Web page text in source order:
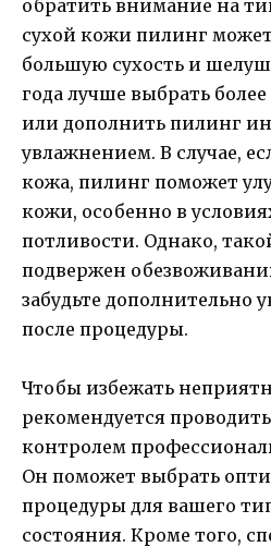
обратить внимание на
сухой кожи пилинг
большую сухость и
года лучше выбрать
или дополнить пилинг
увлажнением. В случае,
кожа, пилинг поможет
кожи, особенно в
потливости. Однако,
подвержен
забудьте дополнительно
после процедуры.
Чтобы избежать
рекомендуется
контролем
Он поможет выбрать
процедуры для вашего
состояния. Кроме того,